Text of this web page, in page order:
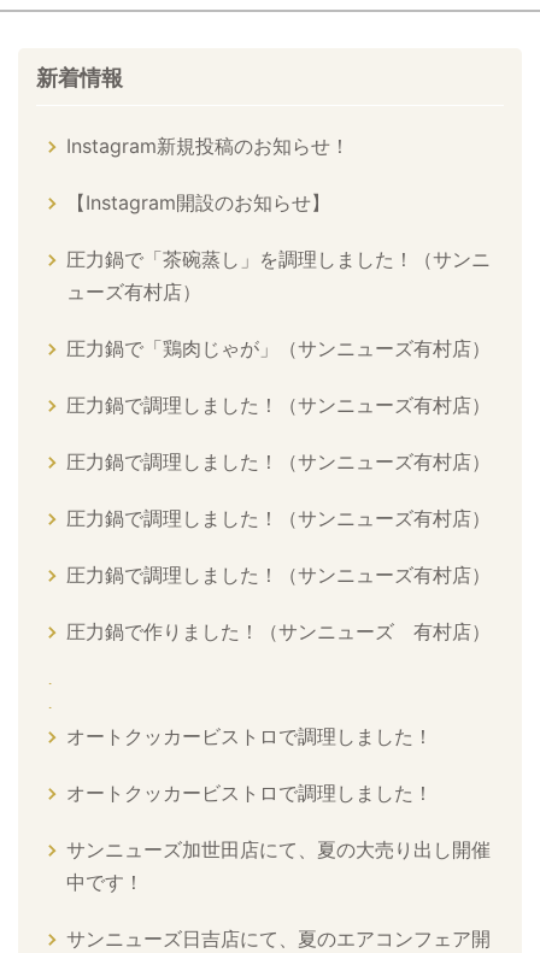
新着情報
Instagram新規投稿のお知らせ！
【Instagram開設のお知らせ】
圧力鍋で「茶碗蒸し」を調理しました！（サンニ
ューズ有村店）
圧力鍋で「鶏肉じゃが」（サンニューズ有村店）
圧力鍋で調理しました！（サンニューズ有村店）
圧力鍋で調理しました！（サンニューズ有村店）
圧力鍋で調理しました！（サンニューズ有村店）
圧力鍋で調理しました！（サンニューズ有村店）
圧力鍋で作りました！（サンニューズ 有村店）
オートクッカービストロで調理しました！
オートクッカービストロで調理しました！
サンニューズ加世田店にて、夏の大売り出し開催
中です！
サンニューズ日吉店にて、夏のエアコンフェア開